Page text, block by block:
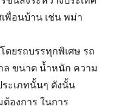
พื่อนบ้าน เช่น พม่า
ดยรถบรรทุกพิเศษ รถ
ล ขนาด น้ำหนัก ความ
ะเภทนั้นๆ ดังนั้น
ต้องการ ในการ